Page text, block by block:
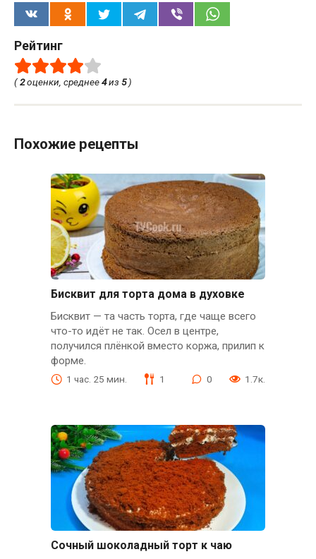
Рейтинг
(2оценки, среднее4из 5)
Похожие рецепты
Бисквит для торта дома в духовке
Бисквит — та часть торта, где чаще всего
что-то идёт не так. Осел в центре,
получился плёнкой вместо коржа, прилип к
форме.
1 час. 25 мин. 1 0 1.7к.
Сочный шоколадный торт к чаю